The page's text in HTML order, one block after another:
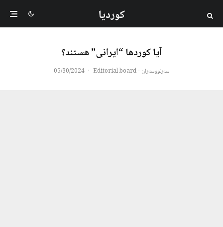
کوردیا
آیا کوردها “ایرانی” هستند؟
سەرنووسەران - Editorial board ·
05/30/2024